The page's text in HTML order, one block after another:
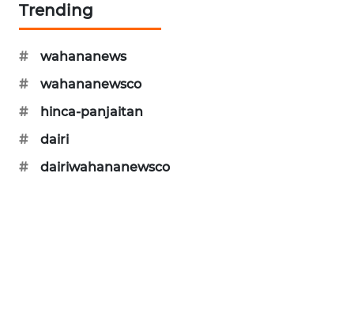
Trending
#
wahananews
#
wahananewsco
#
hinca-panjaitan
#
dairi
#
dairiwahananewsco
ENERGI
NEWS
NEWS
NEWS